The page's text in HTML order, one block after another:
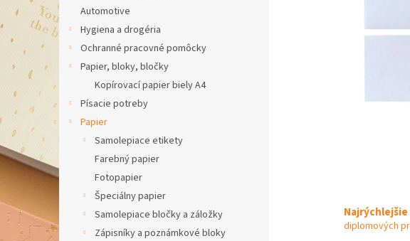
Automotive
Hygiena a drogéria
Ochranné pracovné pomôcky
Papier, bloky, bločky
Kopírovací papier biely A4
Písacie potreby
Papier
Samolepiace etikety
Farebný papier
Fotopapier
Špeciálny papier
Samolepiace bločky a záložky
Zápisníky a poznámkové bloky
diplomových